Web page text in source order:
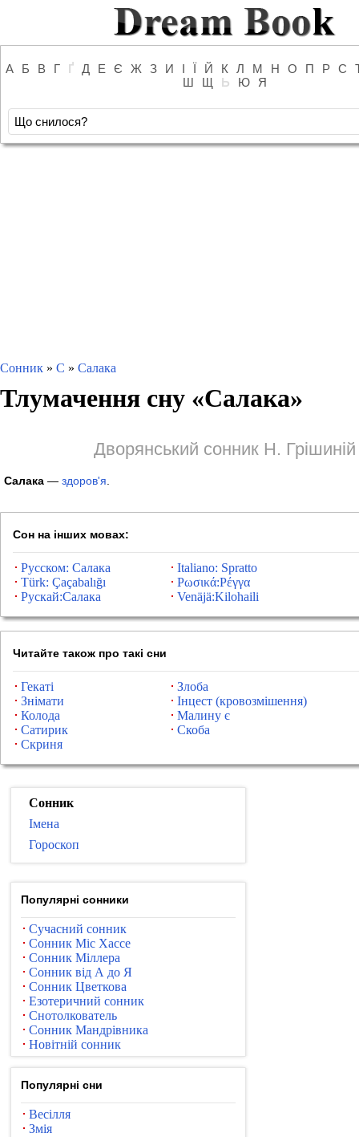
А Б В Г Ґ Д Е Є Ж З И І Ї Й К Л М Н О П Р С
Ш
Щ Ь Ю Я
Сонник » С » Салака
Тлумачення сну «Салака»
Дворянський сонник Н. Грішиній
Салака — здоров'я
Сон на інших мовах:
Русском: Салака
Italiano: Spratto
Türk: Çaçabalığı
Ρωσικά:Ρέγγα
Рускай:Салака
Venäjä:Kilohaili
Читайте також про такі сни
Гекаті
Злоба
Знімати
Інцест (кровозмішення)
Колода
Малину є
Сатирик
Скоба
Скриня
Сонник
Імена
Гороскоп
Популярні сонники
Сучасний сонник
Сонник Міс Хассе
Сонник Міллера
Сонник від А до Я
Сонник Цветкова
Езотеричний сонник
Снотолкователь
Сонник Мандрівника
Новітній сонник
Популярні сни
Весілля
Змія